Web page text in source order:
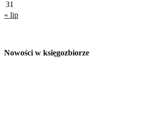
31
« lip
Nowości w księgozbiorze